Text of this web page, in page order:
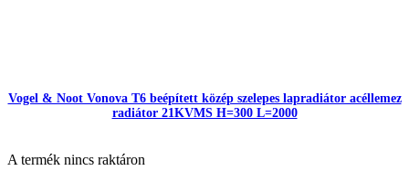
Vogel & Noot Vonova T6 beépített közép szelepes lapradiátor acéllemez
radiátor 21KVMS H=300 L=2000
A termék nincs raktáron